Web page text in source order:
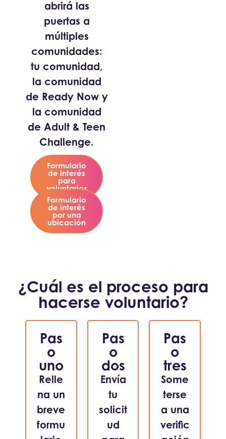
abrirá las
puertas a
múltiples
comunidades:
tu comunidad,
la comunidad
de Ready Now y
la comunidad
de Adult & Teen
Challenge.
Formulario
de interés
para
voluntarios
Formulario
de interés
por una
ubicación
¿Cuál es el proceso para
hacerse voluntario?
Pas
o
uno
Relle
na un
breve
formu
Pas
o
dos
Envía
tu
solicit
ud
Pas
o
tres
Some
terse
a una
verific